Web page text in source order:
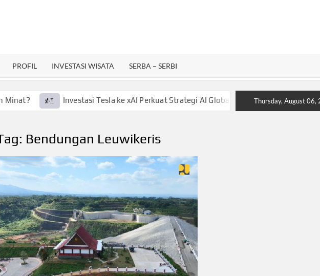
PROFIL INVESTASI WISATA SERBA – SERBI
Investasi Tesla ke xAI Perkuat Strategi AI Global, Gini Laporannya!Thursday, August 06,
Bendungan Leuwikeris